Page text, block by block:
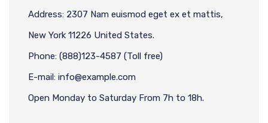
Address: 2307 Nam euismod eget ex et mattis,
New York 11226 United States.
Phone: (888)123-4587 (Toll free)
E-mail: info@example.com
Open Monday to Saturday From 7h to 18h.